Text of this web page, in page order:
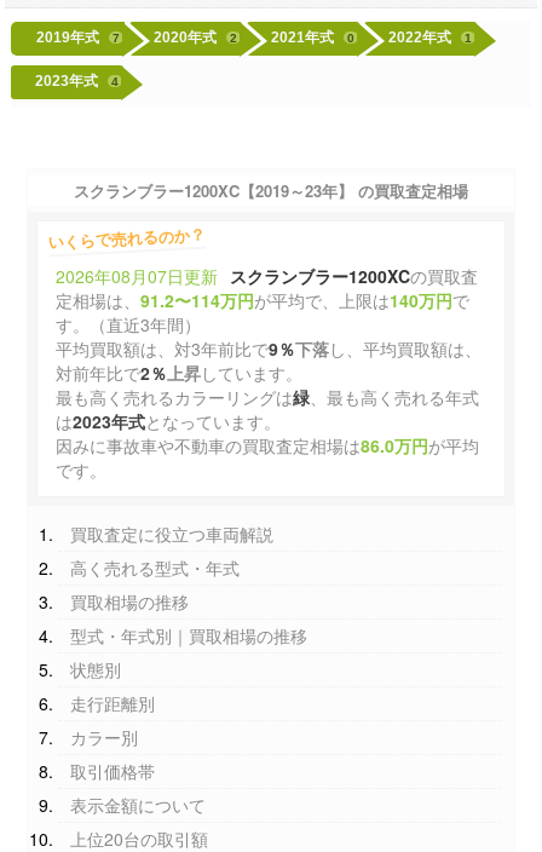
2019年式 7 2020年式 2 2021年式 0 2022年式 1
2023年式 4
スクランブラー1200XC【2019～23年】 の買取査定相場
いくらで売れるのか？
2026年08月07日更新 スクランブラー1200XCの買取査
定相場は、91.2〜114万円が平均で、上限は140万円で
す。（直近3年間）
平均買取額は、対3年前比で9％下落し、平均買取額は、
対前年比で2％ 上昇しています。
最も高く売れるカラーリングは緑 、最も高く売れる年式
は2023年式となっています。
因みに事故車や不動車の買取査定相場は86.0万円が平均
です。
買取査定に役立つ車両解説
高く売れる型式・年式
買取相場の推移
型式・年式別｜買取相場の推移
状態別
走行距離別
カラー別
取引価格帯
表示金額について
上位20台の取引額